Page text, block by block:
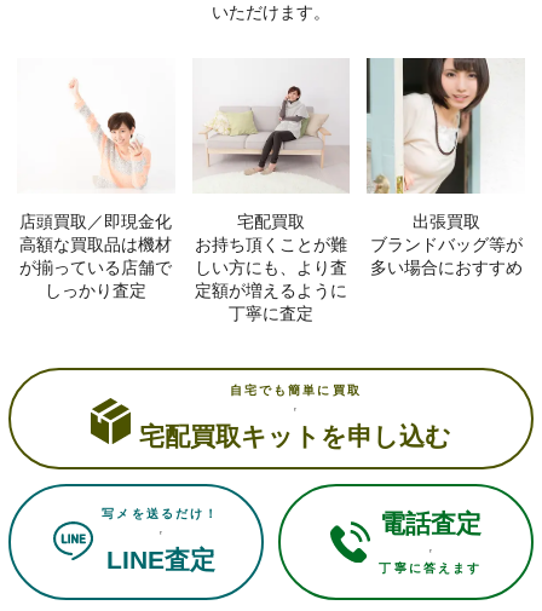
いただけます。
店頭買取／即現金化
高額な買取品は機材
が揃っている店舗で
しっかり査定
宅配買取
お持ち頂くことが難
しい方にも、より査
定額が増えるように
丁寧に査定
出張買取
ブランドバッグ等が
多い場合におすすめ
自宅でも簡単に買取
宅配買取キットを申し込む
写メを送るだけ！
LINE査定
電話査定
丁寧に答えます